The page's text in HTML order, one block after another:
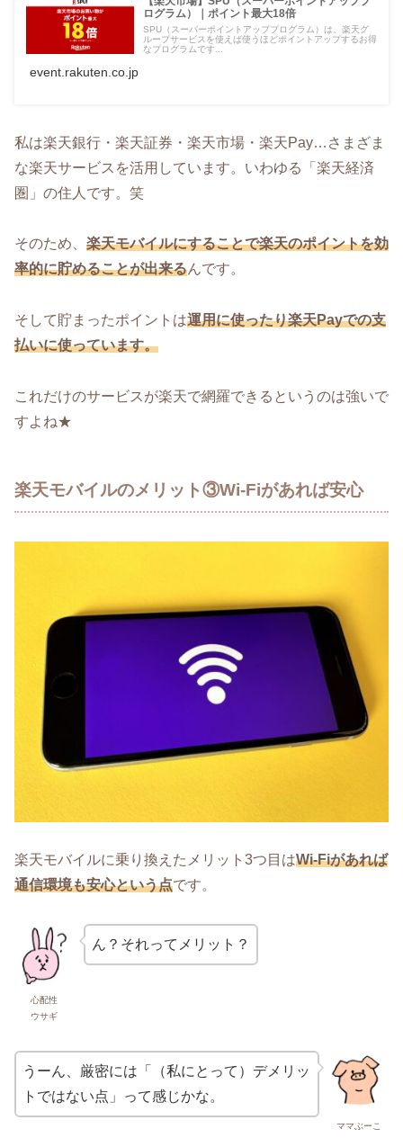
ログラム）｜ポイント最大18倍
SPU（スーパーポイントアッププログラム）は、楽天グ
ループサービスを使えば使うほどポイントアップするお得
なプログラムです...
event.rakuten.co.jp
私は楽天銀行・楽天証券・楽天市場・楽天Pay…さまざま
な楽天サービスを活用しています。いわゆる「楽天経済
圏」の住人です。笑
そのため、 楽天モバイルにすることで楽天のポイントを効
率的に貯めることが出来るんです。
そして貯まったポイントは運用に使ったり楽天Payでの支
払いに使っています。
これだけのサービスが楽天で網羅できるというのは強いで
すよね★
楽天モバイルのメリット③Wi-Fiがあれば安心
楽天モバイルに乗り換えたメリット3つ目はWi-Fiがあれば
通信環境も安心という点です。
心配性
ウサギ
ん？それってメリット？
ママぶーこ
うーん、厳密には「（私にとって）デメリッ
トではない点」って感じかな。